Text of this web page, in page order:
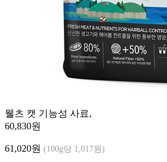
웰츠 캣 기능성 사료,
60,830원
61,020원 (100g당 1,017원)